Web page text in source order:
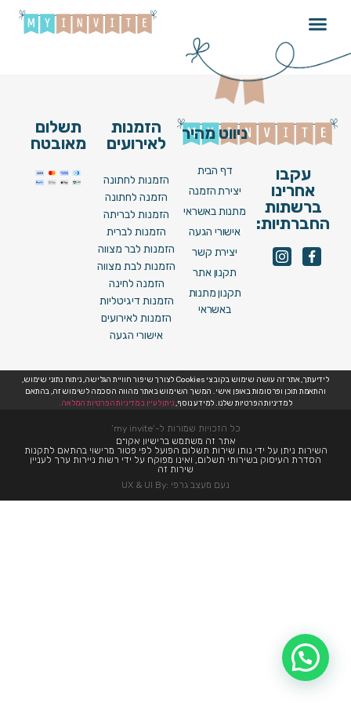
Brita N02 [ Image ]
עקבו
אחרינו
ברשתות
החברתיות:
ניווט מהיר
דף הבית
יצירת הזמנה
מתנות באשראי
אישורי הגעה
יצירת קשר
תקנון אתר
תקנון מתנות
באשראי
הזמנות
לאירועים
הזמנות לחתונה
הזמנה לחתונה
הזמנות לבריתה
הזמנות לברית
הזמנות לבר מצווה
הזמנות לבת מצווה
הזמנה לחינה
הזמנות דיגיטליות
הזמנות לאירועים
אישורי הגעה
תשלום
מאובטח
לידיעתך, אתר זה עושה שימוש בקובצי Cookies לצורך שיפור חוויית הגלישה, ניתוח נתוני שימוש,
והתאמת תוכן ופרסומות באופן אישי. המשך השימוש באתר מהווה הסכמה לשימוש זה, בהתאם
למדיניות הפרטיות שלנו. למידע נוסף,ניתן לעיין במדיניות הפרטיות המלאה.
כל הזכויות שמורות ל-’my invite’
אתר זה משתמש ברישיון אקו״ם
השירות ניתן על ידי נותן שירות תשלום הפועל לפי פטור מרישוי בהתאם לתקנות
הסדרת העיסוק בשירותי תשלום, ואינו מפוקח על ידי רשות ניירות ערך לעניין
שירות זה
נעם מעצב גרפי :UX & UI By